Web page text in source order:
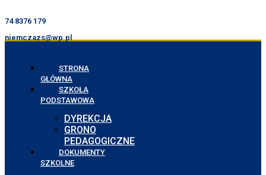
74 8376 179
niemczazs@wp.pl
STRONA
GŁÓWNA
SZKOŁA
PODSTAWOWA
DYREKCJA
GRONO
PEDAGOGICZNE
DOKUMENTY
SZKOLNE